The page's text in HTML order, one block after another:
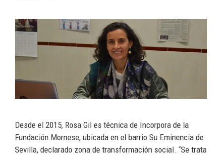
Desde el 2015, Rosa Gil es técnica de Incorpora de la
Fundación Mornese, ubicada en el barrio Su Eminencia de
Sevilla, declarado zona de transformación social. “Se trata